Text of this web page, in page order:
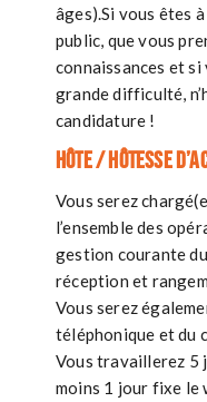
âges).Si vous êtes
public, que vous
connaissances et
grande difficulté,
candidature !
Hôte / Hôtesse
Vous serez
l’ensemble des
gestion courante
réception et
Vous serez
téléphonique et du
Vous travaillerez 5
moins 1 jour fixe le